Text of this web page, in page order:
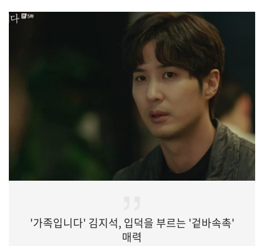
끝장 면모를 선보였다. 그런가 하면 회복을 위해 데운 죽을 먹으려
입을 벌릴 때마다 전해지는 통증에 괴로움을 표해 안타까움을
유발했다. (중략)올해 초 ‘나 혼자 산다’를 통해 이시언의 금연
도전기가 방송된 후 금연 센터에는 방문자가 급증했다고. 이시언은
이번 금연송 …
'가족입니다' 김지석, 입덕을 부르는 '겉바속촉'
매력